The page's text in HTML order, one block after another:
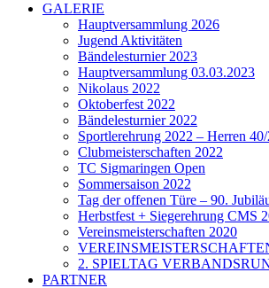
GALERIE
Hauptversammlung 2026
Jugend Aktivitäten
Bändelesturnier 2023
Hauptversammlung 03.03.2023
Nikolaus 2022
Oktoberfest 2022
Bändelesturnier 2022
Sportlerehrung 2022 – Herren 40/
Clubmeisterschaften 2022
TC Sigmaringen Open
Sommersaison 2022
Tag der offenen Türe – 90.
Herbstfest + Siegerehrung CMS
Vereinsmeisterschaften 2020
2. SPIELTAG
PARTNER